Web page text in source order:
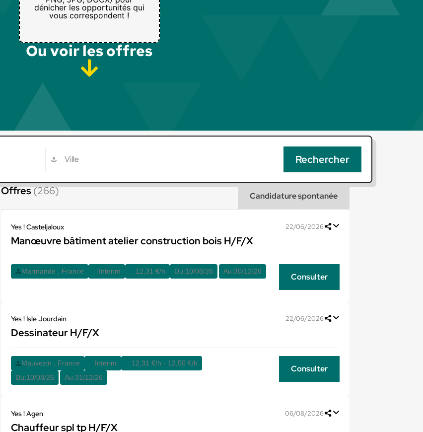
dénicher les opportunités qui
vous correspondent !
Ou voir les offres​
Offres(266) Candidature spontanée
Yes ! Casteljaloux 22/06/2026
Manœuvre bâtiment atelier construction bois H/F/X
Marmande , France Interim 12,31 €/h Du:10/08/26 Au:30/12/26
Consulter
Yes ! Isle Jourdain 22/06/2026
Dessinateur H/F/X
Mauvezin , France Interim
12,31 €/h - 12,50 €/h
Du:10/08/26 Au:31/12/26
Consulter
Yes ! Agen 06/08/2026
Chauffeur spl tp H/F/X